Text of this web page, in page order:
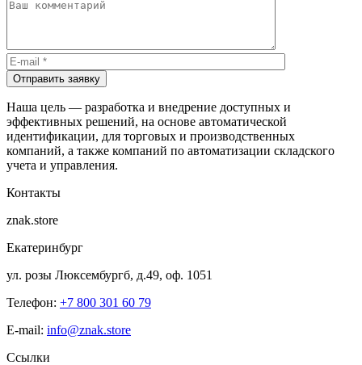
Отправить заявку
Наша цель — разработка и внедрение доступных и
эффективных решений, на основе автоматической
идентификации, для торговых и производственных
компаний, а также компаний по автоматизации складского
учета и управления.
Контакты
znak.store
Екатеринбург
ул. розы Люксембургб, д.49, оф. 1051
Телефон: +7 800 301 60 79
E-mail: info@znak.store
Ссылки